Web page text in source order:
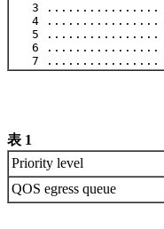
3 ................
4 ................
5 ................
6 ................
表 1
Priority level
QOS egress queue